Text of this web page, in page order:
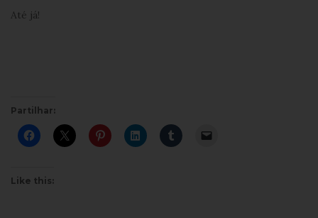
Até já!
Partilhar:
Like this: